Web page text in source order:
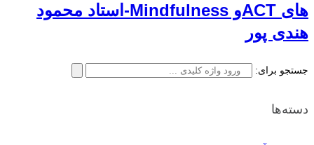
های ACTو Mindfulness-استاد محمود
هندی پور
جستجو برای:
دسته‌ها